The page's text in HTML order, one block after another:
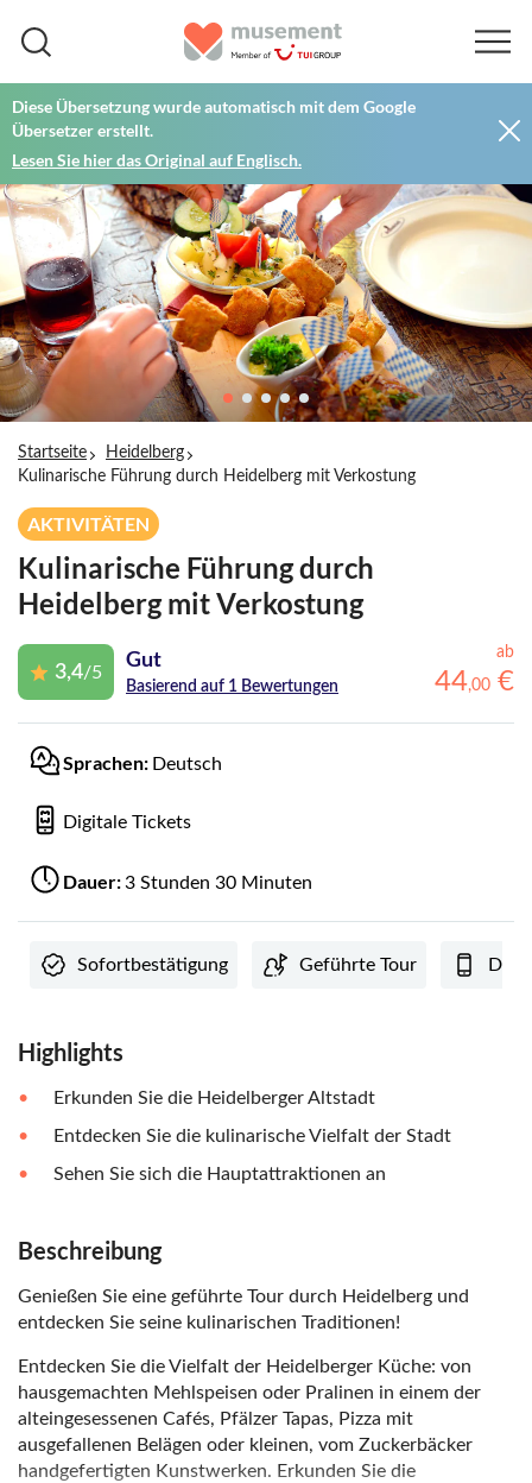
Diese Übersetzung wurde automatisch mit dem Google
Übersetzer erstellt.
Lesen Sie hier das Original auf Englisch.
Startseite
Heidelberg
Kulinarische Führung durch Heidelberg mit Verkostung
AKTIVITÄTEN
Kulinarische Führung durch
Heidelberg mit Verkostung
3,4/5
Gut
Basierend auf 1 Bewertungen
ab
44,00 €
Sprachen: Deutsch
Digitale Tickets
Dauer:3 Stunden 30 Minuten
Sofortbestätigung Geführte Tour
Highlights
Erkunden Sie die Heidelberger Altstadt
Entdecken Sie die kulinarische Vielfalt der Stadt
Sehen Sie sich die Hauptattraktionen an
Beschreibung
Genießen Sie eine geführte Tour durch Heidelberg und
entdecken Sie seine kulinarischen Traditionen!
Entdecken Sie die Vielfalt der Heidelberger Küche: von
hausgemachten Mehlspeisen oder Pralinen in einem der
alteingesessenen Cafés, Pfälzer Tapas, Pizza mit
ausgefallenen Belägen oder kleinen, vom Zuckerbäcker
handgefertigten Kunstwerken. Erkunden Sie die